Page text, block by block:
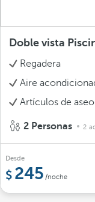
Doble vista
Regadera
Aire
Artículos de aseo
2 Personas 2
Desde
245 /noche